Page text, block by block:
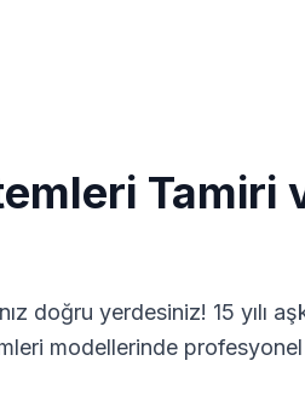
Tamiri
doğru yerdesiniz! 15 yılı
modellerinde